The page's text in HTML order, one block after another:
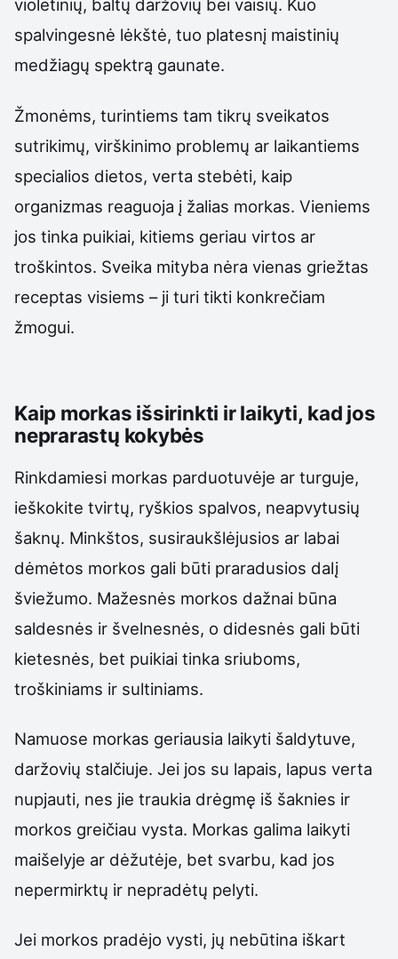
violetinių, baltų daržovių bei vaisių. Kuo
spalvingesnė lėkštė, tuo platesnį maistinių
medžiagų spektrą gaunate.
Žmonėms, turintiems tam tikrų sveikatos
sutrikimų, virškinimo problemų ar laikantiems
specialios dietos, verta stebėti, kaip
organizmas reaguoja į žalias morkas. Vieniems
jos tinka puikiai, kitiems geriau virtos ar
troškintos. Sveika mityba nėra vienas griežtas
receptas visiems – ji turi tikti konkrečiam
žmogui.
Kaip morkas išsirinkti ir laikyti, kad jos
neprarastų kokybės
Rinkdamiesi morkas parduotuvėje ar turguje,
ieškokite tvirtų, ryškios spalvos, neapvytusių
šaknų. Minkštos, susiraukšlėjusios ar labai
dėmėtos morkos gali būti praradusios dalį
šviežumo. Mažesnės morkos dažnai būna
saldesnės ir švelnesnės, o didesnės gali būti
kietesnės, bet puikiai tinka sriuboms,
troškiniams ir sultiniams.
Namuose morkas geriausia laikyti šaldytuve,
daržovių stalčiuje. Jei jos su lapais, lapus verta
nupjauti, nes jie traukia drėgmę iš šaknies ir
morkos greičiau vysta. Morkas galima laikyti
maišelyje ar dėžutėje, bet svarbu, kad jos
nepermirktų ir nepradėtų pelyti.
Jei morkos pradėjo vysti, jų nebūtina iškart